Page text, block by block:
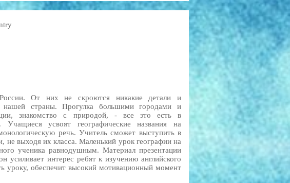
От них не скроются никакие детали и
нашей страны. Прогулка большими городами и
знакомство с природой, - все это есть в
Учащиеся усвоят географические названия на
речь. Учитель сможет выступить в
не выходя их класса. Маленький урок географии на
ученика равнодушным. Материал презентации
интерес ребят к изучению английского
уроку, обеспечит высокий мотивационный момент